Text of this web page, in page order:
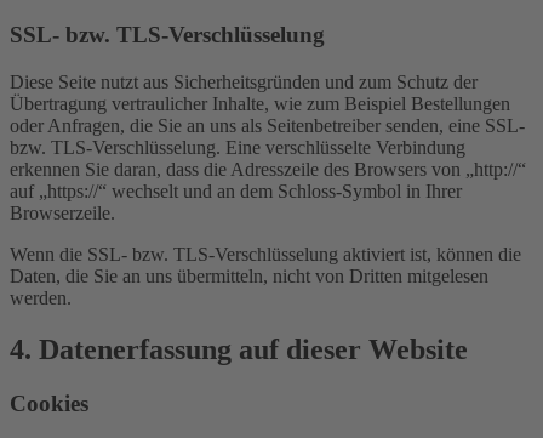
SSL- bzw. TLS-Verschlüsselung
Diese Seite nutzt aus Sicherheitsgründen und zum Schutz der
Übertragung vertraulicher Inhalte, wie zum Beispiel Bestellungen
oder Anfragen, die Sie an uns als Seitenbetreiber senden, eine SSL-
bzw. TLS-Verschlüsselung. Eine verschlüsselte Verbindung
erkennen Sie daran, dass die Adresszeile des Browsers von „http://“
auf „https://“ wechselt und an dem Schloss-Symbol in Ihrer
Browserzeile.
Wenn die SSL- bzw. TLS-Verschlüsselung aktiviert ist, können die
Daten, die Sie an uns übermitteln, nicht von Dritten mitgelesen
werden.
4. Datenerfassung auf dieser Website
Cookies